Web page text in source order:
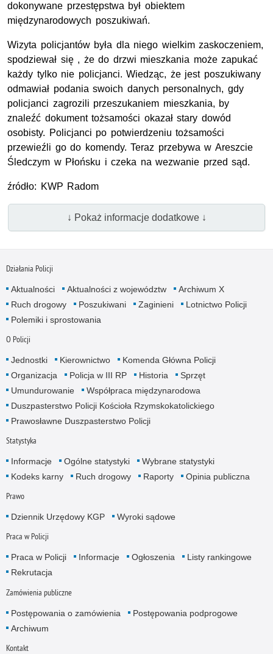
dokonywane przestępstwa był obiektem
międzynarodowych poszukiwań.
Wizyta policjantów była dla niego wielkim zaskoczeniem,
spodziewał się , że do drzwi mieszkania może zapukać
każdy tylko nie policjanci. Wiedząc, że jest poszukiwany
odmawiał podania swoich danych personalnych, gdy
policjanci zagrozili przeszukaniem mieszkania, by
znaleźć dokument tożsamości okazał stary dowód
osobisty. Policjanci po potwierdzeniu tożsamości
przewieźli go do komendy. Teraz przebywa w Areszcie
Śledczym w Płońsku i czeka na wezwanie przed sąd.
źródło: KWP Radom
↓ Pokaż informacje dodatkowe ↓
Działania Policji
Aktualności Aktualności z województw
Archiwum X
Ruch drogowy
Poszukiwani Zaginieni
Lotnictwo Policji
Polemiki i sprostowania
O Policji
Jednostki Kierownictwo
Komenda Główna Policji
Organizacja
Policja w III RP Historia
Sprzęt
Umundurowanie
Współpraca międzynarodowa
Duszpasterstwo Policji Kościoła Rzymskokatolickiego
Prawosławne Duszpasterstwo Policji
Statystyka
Informacje Ogólne statystyki
Wybrane statystyki
Kodeks karny
Ruch drogowy Raporty Opinia publiczna
Prawo
Dziennik Urzędowy KGP Wyroki sądowe
Praca w Policji
Praca w Policji Informacje Ogłoszenia
Listy rankingowe
Rekrutacja
Zamówienia publiczne
Postępowania o zamówienia
Postępowania podprogowe
Archiwum
Kontakt